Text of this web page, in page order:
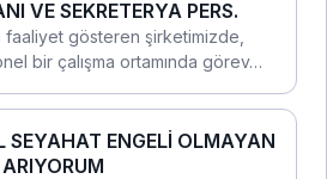
VE SEKRETERYA PERS.
faaliyet gösteren şirketimizde,
bir çalışma ortamında görev…
ENGELİ OLMAYAN